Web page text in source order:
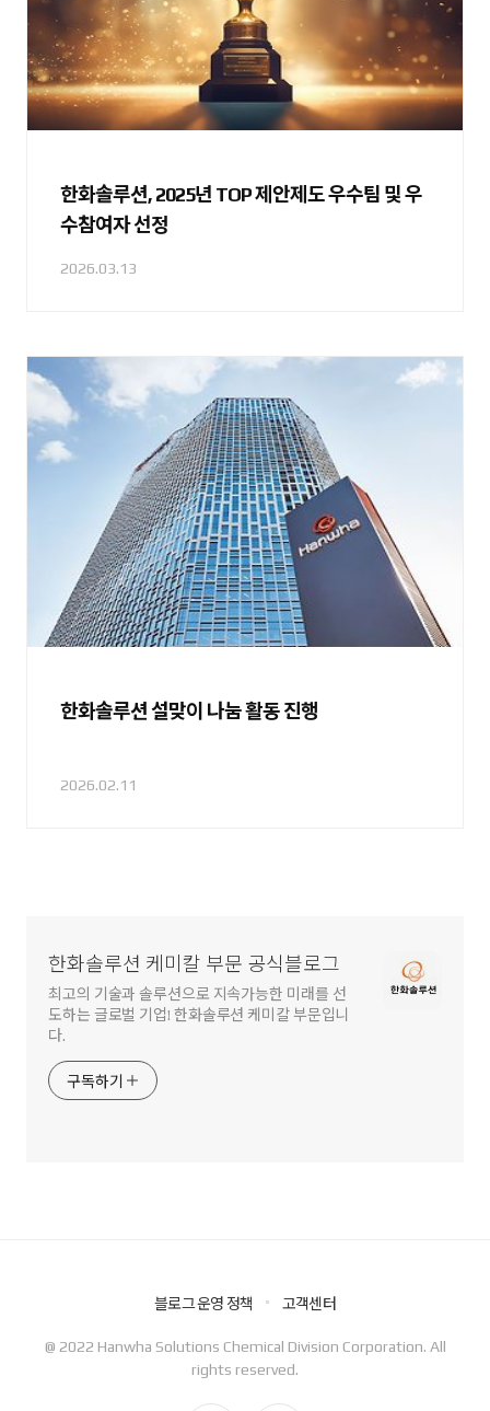
한화솔루션, 2025년 TOP 제안제도 우수팀 및 우
수참여자 선정
2026.03.13
한화솔루션 설맞이 나눔 활동 진행
2026.02.11
한화솔루션 케미칼 부문 공식블로그
최고의 기술과 솔루션으로 지속가능한 미래를 선
도하는 글로벌 기업! 한화솔루션 케미칼 부문입니
다.
구독하기
블로그 운영 정책 고객센터
@ 2022 Hanwha Solutions Chemical Division Corporation. All
rights reserved.